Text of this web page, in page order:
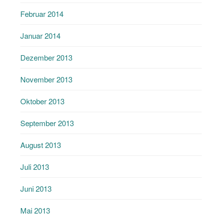
Februar 2014
Januar 2014
Dezember 2013
November 2013
Oktober 2013
September 2013
August 2013
Juli 2013
Juni 2013
Mai 2013